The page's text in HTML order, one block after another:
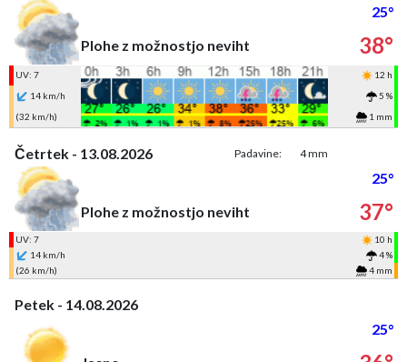
25°
Plohe z možnostjo neviht
38°
UV: 7
12 h
14 km/h
5 %
(32 km/h)
1 mm
Četrtek - 13.08.2026 Padavine: 4 mm
25°
Plohe z možnostjo neviht
37°
UV: 7
10 h
14 km/h
4 %
(26 km/h)
4 mm
Petek - 14.08.2026
25°